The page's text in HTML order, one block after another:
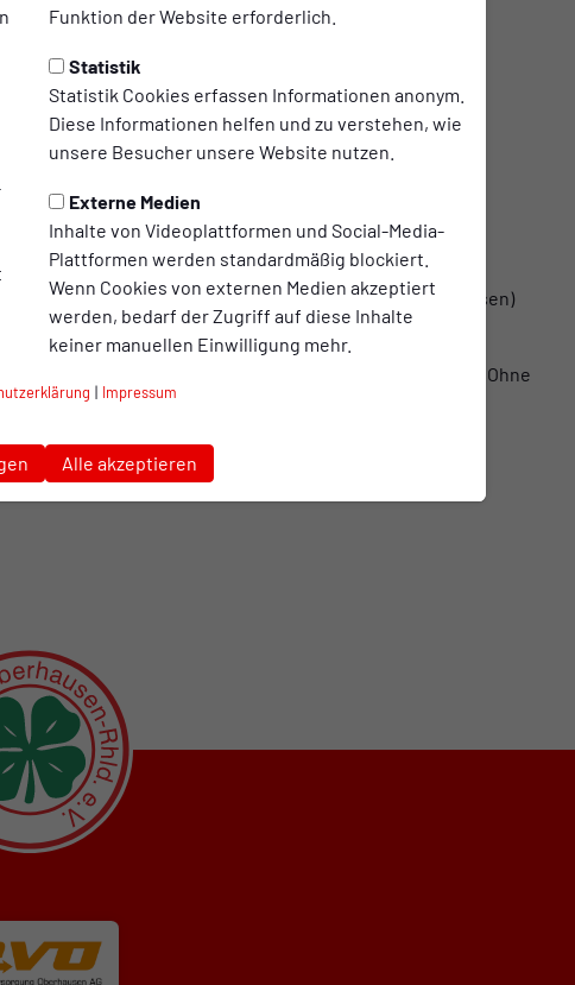
Funktion der Website erforderlich.
Statistik
Statistik Cookies erfassen Informationen anonym.
Diese Informationen helfen und zu verstehen, wie
unsere Besucher unsere Website nutzen.
Externe Medien
Inhalte von Videoplattformen und Social-Media-
Plattformen werden standardmäßig blockiert.
Wenn Cookies von externen Medien akzeptiert
werden, bedarf der Zugriff auf diese Inhalte
keiner manuellen Einwilligung mehr.
| Impressum
Alle akzeptieren
2012 bis 2016 sich zu beweisen. Dafür finden an
dem SSB-Gelände (Lindnerstraße 2, 46149 Oberhausen)
eine aktuelle Trainingsbescheinigung mit Stempel. Ohne
ausgeschlossen.